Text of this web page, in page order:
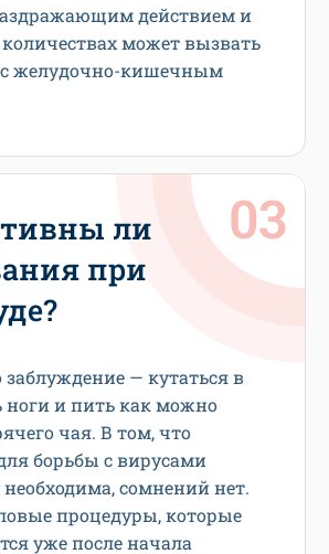
действием и
может вызвать
желудочно-кишечным
ли
при
— кутаться в
ноги и пить как можно
чая. В том, что
борьбы с вирусами
сомнений нет.
процедуры, которые
уже после начала